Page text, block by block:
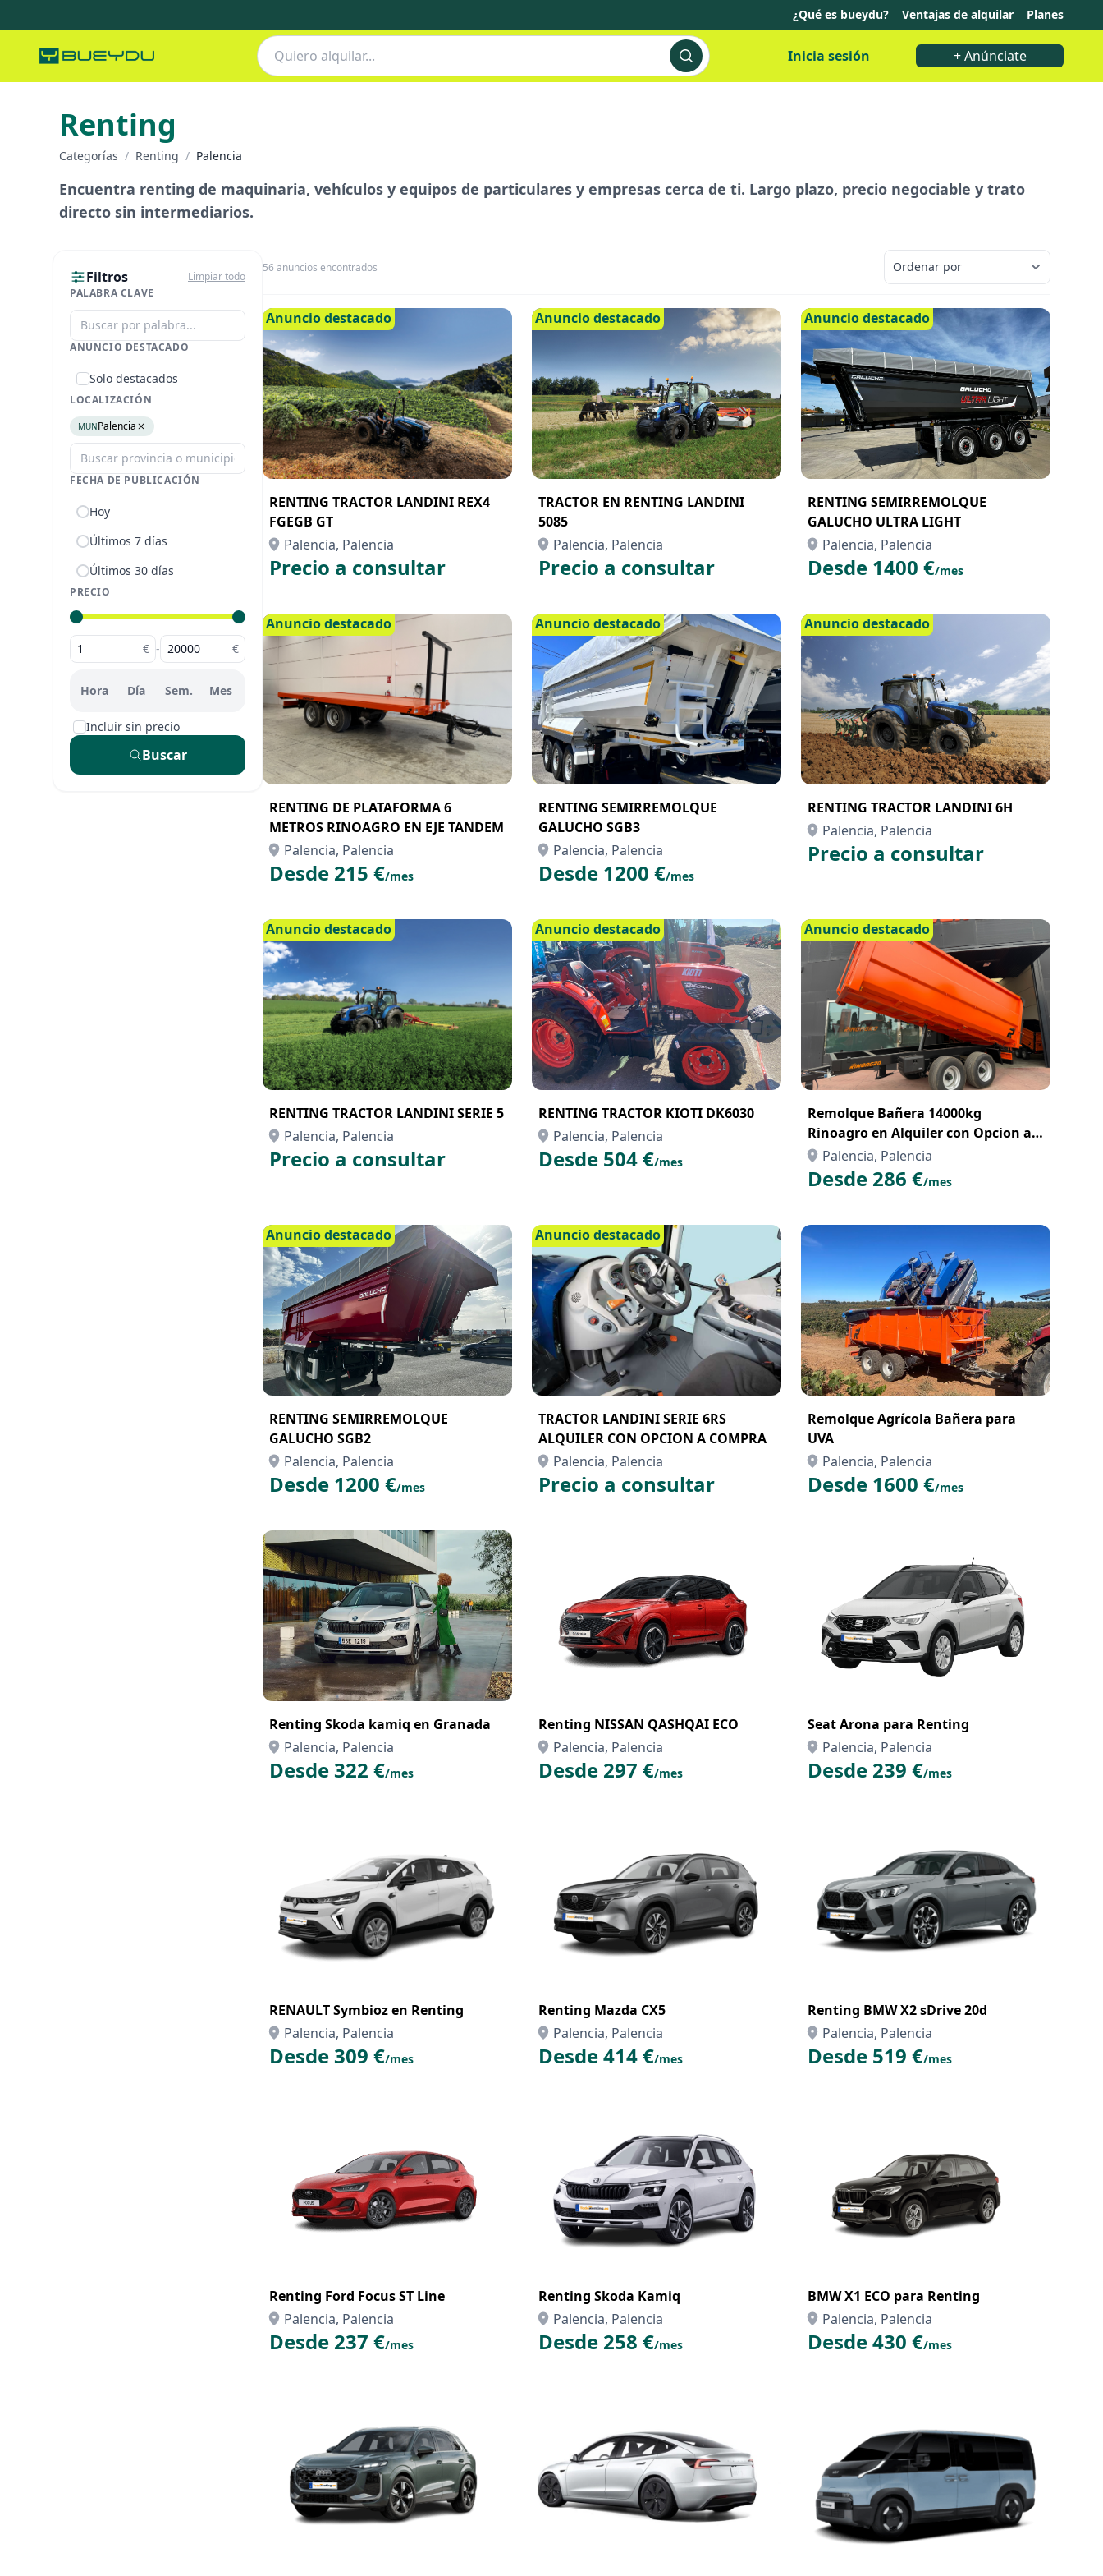
¿Qué es bueydu? Ventajas de alquilar Planes
Inicia sesión + Anúnciate
Renting
Categorías / Renting / Palencia
Encuentra renting de maquinaria, vehículos y equipos de particulares y empresas cerca de ti. Largo plazo, precio negociable y trato
directo sin intermediarios.
Filtros
Limpiar todo
PALABRA CLAVE
ANUNCIO DESTACADO
Solo destacados
LOCALIZACIÓN
MUNPalencia
FECHA DE PUBLICACIÓN
Hoy
Últimos 7 días
Últimos 30 días
PRECIO
€ - €
Hora Día Sem. Mes
Incluir sin precio
Buscar
56anuncios encontrados
Anuncio destacado
RENTING TRACTOR LANDINI REX4
FGEGB GT
Palencia, Palencia
Precio a consultar
Anuncio destacado
TRACTOR EN RENTING LANDINI
5085
Palencia, Palencia
Precio a consultar
Anuncio destacado
RENTING SEMIRREMOLQUE
GALUCHO ULTRA LIGHT
Palencia, Palencia
Desde 1400 €/mes
Anuncio destacado
RENTING DE PLATAFORMA 6
METROS RINOAGRO EN EJE TANDEM
Palencia, Palencia
Desde 215 €/mes
Anuncio destacado
RENTING SEMIRREMOLQUE
GALUCHO SGB3
Palencia, Palencia
Desde 1200 €/mes
Anuncio destacado
RENTING TRACTOR LANDINI 6H
Palencia, Palencia
Precio a consultar
Anuncio destacado
RENTING TRACTOR LANDINI SERIE 5
Palencia, Palencia
Precio a consultar
Anuncio destacado
RENTING TRACTOR KIOTI DK6030
Palencia, Palencia
Desde 504 €/mes
Anuncio destacado
Remolque Bañera 14000kg
Rinoagro en Alquiler con Opcion a
Compra con Renting
Palencia, Palencia
Desde 286 €/mes
Anuncio destacado
RENTING SEMIRREMOLQUE
GALUCHO SGB2
Palencia, Palencia
Desde 1200 €/mes
Anuncio destacado
TRACTOR LANDINI SERIE 6RS
ALQUILER CON OPCION A COMPRA
Palencia, Palencia
Precio a consultar
Remolque Agrícola Bañera para
UVA
Palencia, Palencia
Desde 1600 €/mes
Renting Skoda kamiq en Granada
Palencia, Palencia
Desde 322 €/mes
Renting NISSAN QASHQAI ECO
Palencia, Palencia
Desde 297 €/mes
Seat Arona para Renting
Palencia, Palencia
Desde 239 €/mes
RENAULT Symbioz en Renting
Palencia, Palencia
Desde 309 €/mes
Renting Mazda CX5
Palencia, Palencia
Desde 414 €/mes
Renting BMW X2 sDrive 20d
Palencia, Palencia
Desde 519 €/mes
Renting Ford Focus ST Line
Palencia, Palencia
Desde 237 €/mes
Renting Skoda Kamiq
Palencia, Palencia
Desde 258 €/mes
BMW X1 ECO para Renting
Palencia, Palencia
Desde 430 €/mes